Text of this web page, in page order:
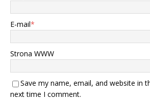
E-mail*
Strona WWW
Save my name, email, and website in
next time I comment.